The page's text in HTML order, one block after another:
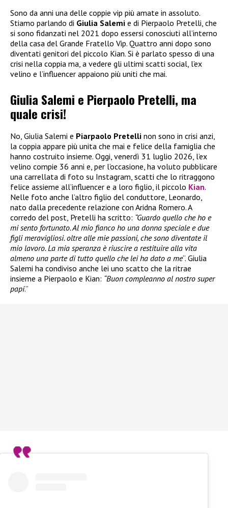
Sono da anni una delle coppie vip più amate in assoluto.
Stiamo parlando di Giulia Salemi e di Pierpaolo Pretelli, che
si sono fidanzati nel 2021 dopo essersi conosciuti all’interno
della casa del Grande Fratello Vip. Quattro anni dopo sono
diventati genitori del piccolo Kian. Si è parlato spesso di una
crisi nella coppia ma, a vedere gli ultimi scatti social, l’ex
velino e l’influencer appaiono più uniti che mai.
Giulia Salemi e Pierpaolo Pretelli, ma
quale crisi!
No, Giulia Salemi e Piarpaolo Pretelli non sono in crisi anzi,
la coppia appare più unita che mai e felice della famiglia che
hanno costruito insieme. Oggi, venerdì 31 luglio 2026, l’ex
velino compie 36 anni e, per l’occasione, ha voluto pubblicare
una carrellata di foto su Instagram, scatti che lo ritraggono
felice assieme all’influencer e a loro figlio, il piccolo Kian.
Nelle foto anche l’altro figlio del conduttore, Leonardo,
nato dalla precedente relazione con Aridna Romero. A
corredo del post, Pretelli ha scritto: “Guardo quello che ho e
mi sento fortunato. Al mio fianco ho una donna speciale e due
figli meravigliosi. oltre alle mie passioni, che sono diventate il
mio lavoro. La mia speranza è riuscire a restituire alla vita
almeno una parte di tutto quello che lei ha dato a me“. Giulia
Salemi ha condiviso anche lei uno scatto che la ritrae
insieme a Pierpaolo e Kian: “Buon compleanno al nostro super
papi.”